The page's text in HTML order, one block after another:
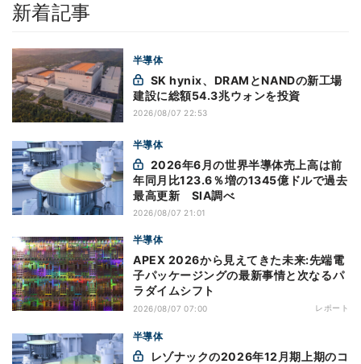
新着記事
半導体
建設に総額54.3兆ウォンを投資
2026/08/07 22:53
半導体
年同月比123.6％増の1345億ドルで過去
最高更新 SIA調べ
2026/08/07 21:01
半導体
APEX 2026から見えてきた未来:先端電
子パッケージングの最新事情と次なるパ
ラダイムシフト
2026/08/07 07:00 レポート
半導体